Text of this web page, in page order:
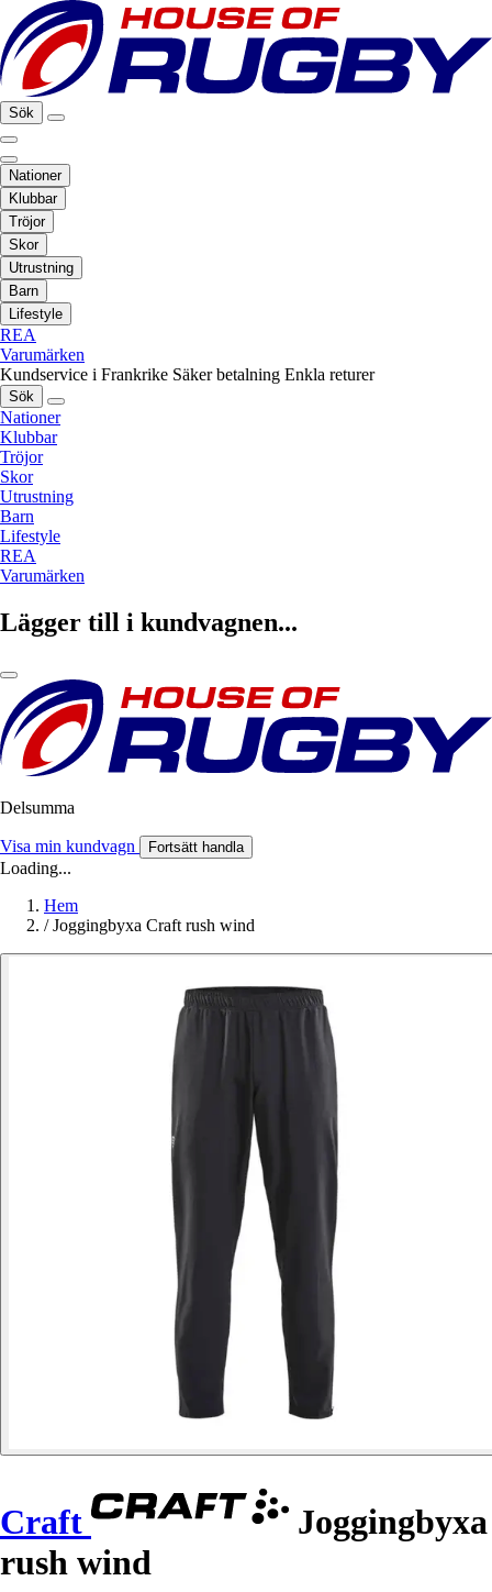
Sök
Nationer
Klubbar
Tröjor
Skor
Utrustning
Barn
Lifestyle
REA
Varumärken
Kundservice i Frankrike Säker betalning Enkla returer
Sök
Nationer
Klubbar
Tröjor
Skor
Utrustning
Barn
Lifestyle
REA
Varumärken
Lägger till i kundvagnen...
Delsumma
Visa min kundvagn Fortsätt handla
Loading...
Hem
/ Joggingbyxa Craft rush wind
Craft
Joggingbyxa
rush wind